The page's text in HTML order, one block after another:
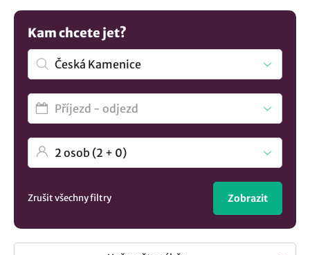
Nenašli jste to co hledáte? Prozkoumejte další tipy na
ubytování v lokalitě Česká Kamenice
Kam chcete jet?
Zrušit všechny filtry Zobrazit